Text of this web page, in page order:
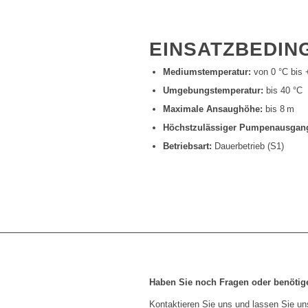
Mediumstemperatur: von 0 °C bis
Umgebungstemperatur: bis 40 °C
Maximale Ansaughöhe: bis 8 m
Höchstzulässiger
Betriebsart: Dauerbetrieb (S1)
Haben Sie noch Fragen oder
Kontaktieren Sie uns und lassen Sie